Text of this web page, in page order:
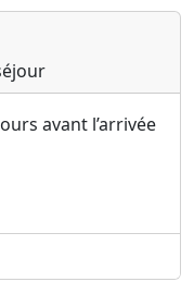
avant l’arrivée